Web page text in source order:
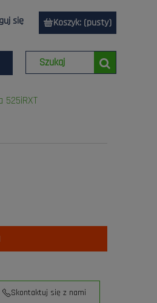
się Koszyk: (pusty)
525iRXT
Skontaktuj się z nami